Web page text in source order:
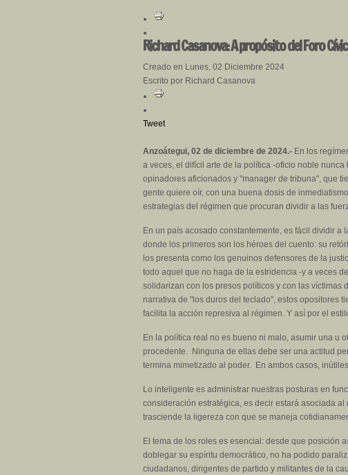
Richard Casanova: A propósito del Foro
Creado en Lunes, 02 Diciembre 2024
Escrito por Richard Casanova
Tweet
Anzoátegui, 02 de diciembre de 2024.- En los
a veces, el difícil arte de la política -oficio noble
opinadores aficionados y "manager de tribuna", que
gente quiere oír, con una buena dosis de
estrategias del régimen que procuran dividir a las
En un país acosado constantemente, es fácil dividir
donde los primeros son los héroes del cuento: su
los presenta como los genuinos defensores de la
todo aquel que no haga de la estridencia -y a veces
solidarizan con los presos políticos y con las víctimas
narrativa de "los duros del teclado", estos opositores
facilita la acción represiva al régimen. Y así por el
En la política real no es bueno ni malo, asumir una u
procedente. Ninguna de ellas debe ser una actitud
termina mimetizado al poder. En ambos casos,
Lo inteligente es administrar nuestras posturas en
consideración estratégica, es decir estará asociada
trasciende la ligereza con que se maneja
El tema de los roles es esencial: desde que posición
doblegar su espíritu democrático, no ha podido
ciudadanos, dirigentes de partido y militantes de la